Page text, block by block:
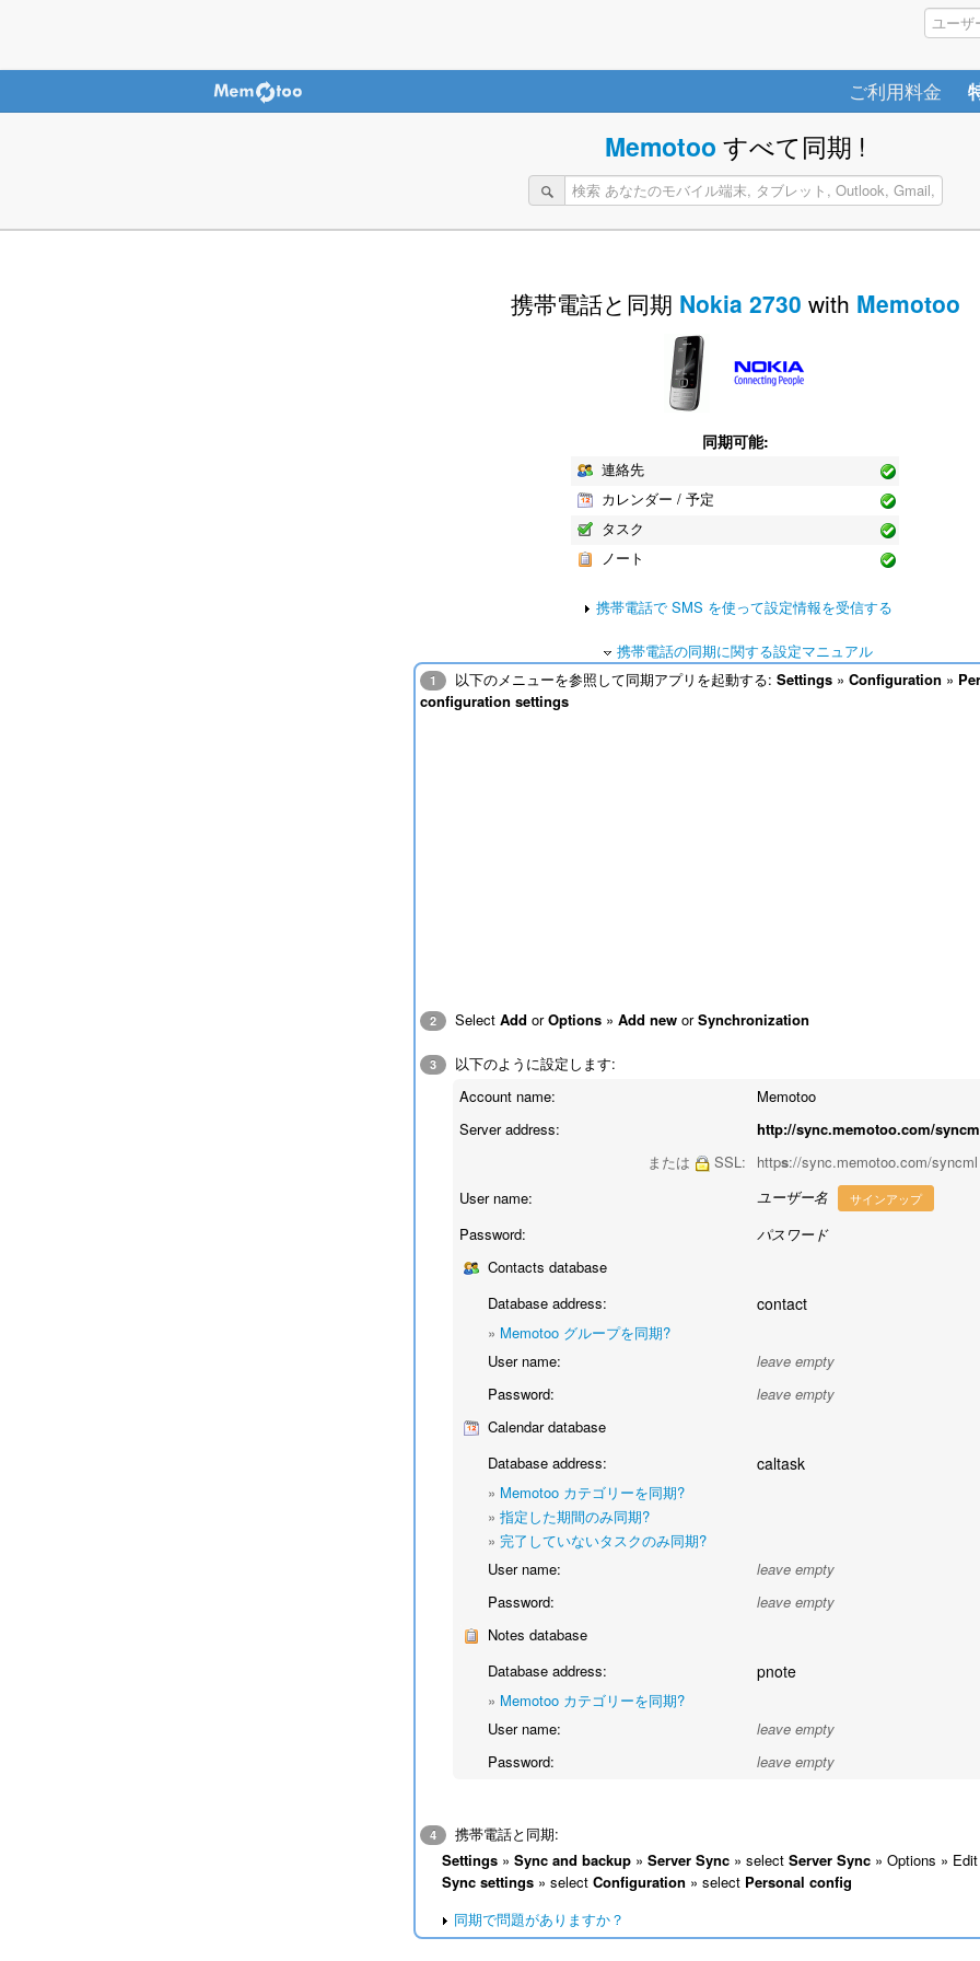
ご利用料金
Memotoo すべて同期 !
携帯電話と同期 Nokia 2730 with Memotoo
同期可能:
連絡先
カレンダー / 予定
タスク
ノート
携帯電話で SMS を使って設定情報を受信する
携帯電話の同期に関する設定マニュアル
1 以下のメニューを参照して同期アプリを起動する: Settings » Configuration »
configuration settings
2 Select Add orOptions » Add new orSynchronization
3
以下のように設定します:
Account name:
Memotoo
Server address:
http://sync.memotoo.com/
または
SSL: https://sync.memotoo.com/syncml
User name:
ユーザー名 サインアップ
Password:
パスワード
Contacts database
Database address:
contact
» Memotoo グループを同期?
User name:
leave empty
Password:
leave empty
Calendar database
Database address:
caltask
» Memotoo カテゴリーを同期?
» 指定した期間のみ同期?
» 完了していないタスクのみ同期?
User name:
leave empty
Password:
leave empty
Notes database
Database address:
pnote
» Memotoo カテゴリーを同期?
User name:
leave empty
Password:
leave empty
4
携帯電話と同期:
Settings » Sync and backup » Server Sync » select Server Sync » Options »
Sync settings » select Configuration » select Personal config
同期で問題がありますか？